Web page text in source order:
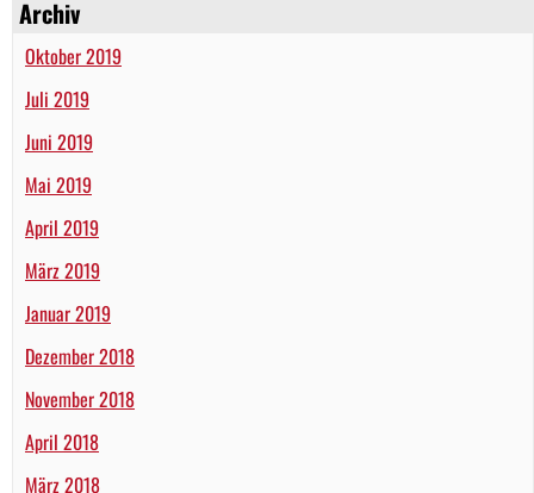
Archiv
Oktober 2019
Juli 2019
Juni 2019
Mai 2019
April 2019
März 2019
Januar 2019
Dezember 2018
November 2018
April 2018
März 2018